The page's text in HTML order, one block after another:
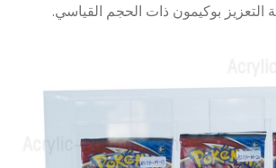
التعزيز بوكيمون ذات الحجم القياسي.